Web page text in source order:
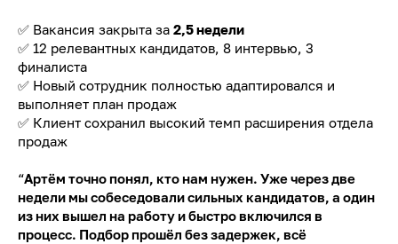
✅ Вакансия закрыта за 2,5 недели
✅ 12 релевантных кандидатов, 8 интервью, 3
финалиста
✅ Новый сотрудник полностью адаптировался и
выполняет план продаж
✅ Клиент сохранил высокий темп расширения отдела
продаж
“Артём точно понял, кто нам нужен. Уже через две
недели мы собеседовали сильных кандидатов, а один
из них вышел на работу и быстро включился в
процесс. Подбор прошёл без задержек, всё